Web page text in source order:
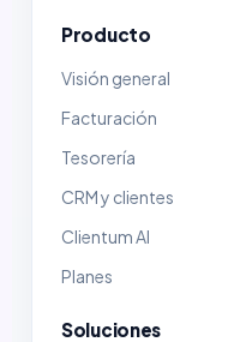
Producto
Visión general
Facturación
Tesorería
CRM y clientes
Clientum AI
Planes
Soluciones